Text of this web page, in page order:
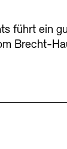
führt ein
Brecht-